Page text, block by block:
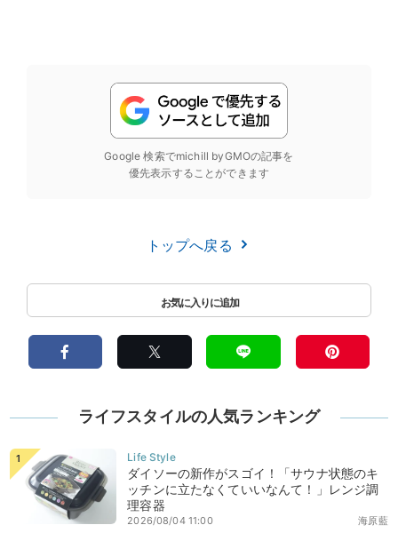
Google 検索でmichill byGMOの記事を
優先表示することができます
トップへ戻る
ライフスタイルの人気ランキング
ダイソーの新作がスゴイ！「サウナ状態のキ
ッチンに立たなくていいなんて！」レンジ調
理容器
海原藍
2026/08/04 11:00